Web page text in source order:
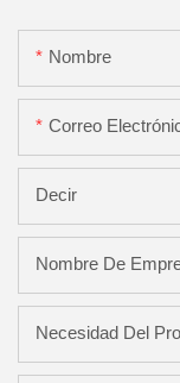
Nombre
Correo
Decir
Nombre De
Necesidad Del